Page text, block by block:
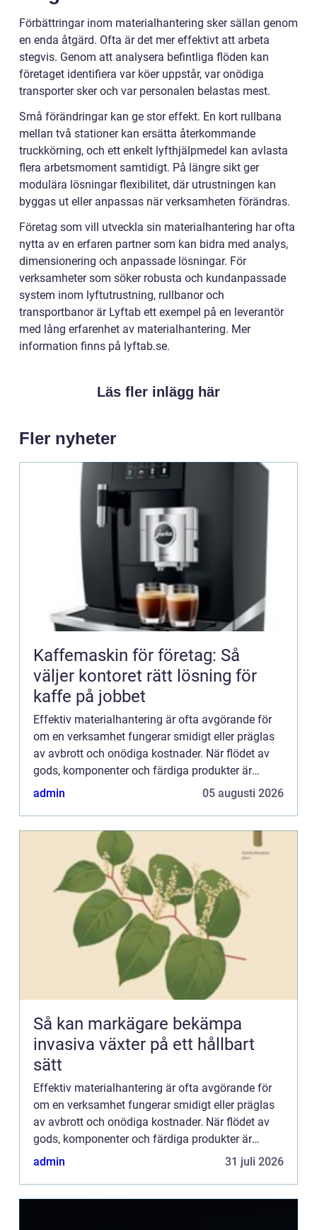
Förbättringar inom materialhantering sker sällan genom
en enda åtgärd. Ofta är det mer effektivt att arbeta
stegvis. Genom att analysera befintliga flöden kan
företaget identifiera var köer uppstår, var onödiga
transporter sker och var personalen belastas mest.
Små förändringar kan ge stor effekt. En kort rullbana
mellan två stationer kan ersätta återkommande
truckkörning, och ett enkelt lyfthjälpmedel kan avlasta
flera arbetsmoment samtidigt. På längre sikt ger
modulära lösningar flexibilitet, där utrustningen kan
byggas ut eller anpassas när verksamheten förändras.
Företag som vill utveckla sin materialhantering har ofta
nytta av en erfaren partner som kan bidra med analys,
dimensionering och anpassade lösningar. För
verksamheter som söker robusta och kundanpassade
system inom lyftutrustning, rullbanor och
transportbanor är Lyftab ett exempel på en leverantör
med lång erfarenhet av materialhantering. Mer
information finns på lyftab.se.
Läs fler inlägg här
Fler nyheter
Kaffemaskin för företag: Så
väljer kontoret rätt lösning för
kaffe på jobbet
Effektiv materialhantering är ofta avgörande för
om en verksamhet fungerar smidigt eller präglas
av avbrott och onödiga kostnader. När flödet av
gods, komponenter och färdiga produkter är
tydligt planerat ...
admin 05 augusti 2026
Så kan markägare bekämpa
invasiva växter på ett hållbart
sätt
Effektiv materialhantering är ofta avgörande för
om en verksamhet fungerar smidigt eller präglas
av avbrott och onödiga kostnader. När flödet av
gods, komponenter och färdiga produkter är
tydligt planerat ...
admin 31 juli 2026